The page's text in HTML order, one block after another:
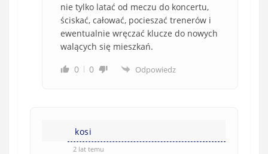
nie tylko latać od meczu do koncertu,
ściskać, całować, pocieszać trenerów i
ewentualnie wręczać klucze do nowych
walących się mieszkań.
0
0 Odpowiedz
kosi
2 lat temu